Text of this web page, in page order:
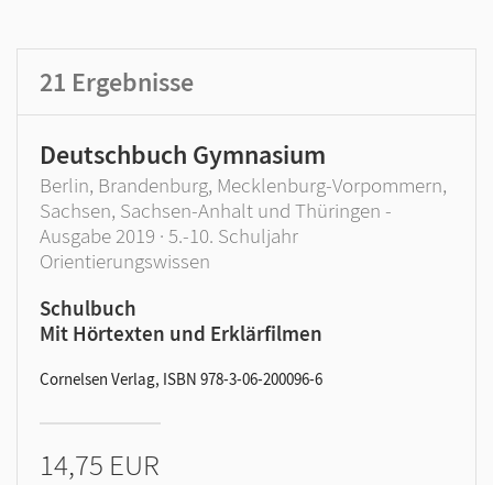
21 Ergebnisse
Deutschbuch Gymnasium
Berlin, Brandenburg, Mecklenburg-Vorpommern,
Sachsen, Sachsen-Anhalt und Thüringen -
Ausgabe 2019 · 5.-10. Schuljahr
Orientierungswissen
Schulbuch
Mit Hörtexten und Erklärfilmen
Cornelsen Verlag, ISBN 978-3-06-200096-6
14,75 EUR